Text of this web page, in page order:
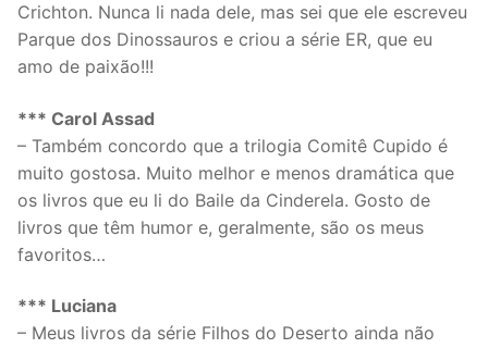
Crichton. Nunca li nada dele, mas sei que ele escreveu
Parque dos Dinossauros e criou a série ER, que eu
amo de paixão!!!
*** Carol Assad
– Também concordo que a trilogia Comitê Cupido é
muito gostosa. Muito melhor e menos dramática que
os livros que eu li do Baile da Cinderela. Gosto de
livros que têm humor e, geralmente, são os meus
favoritos…
*** Luciana
– Meus livros da série Filhos do Deserto ainda não